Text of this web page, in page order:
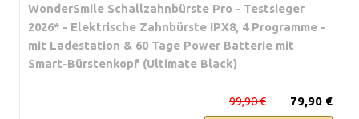
WonderSmile Schallzahnbürste Pro - Testsieger
2026* - Elektrische Zahnbürste IPX8, 4 Programme -
mit Ladestation & 60 Tage Power Batterie mit
Smart-Bürstenkopf (Ultimate Black)
79,90 €
99,90 €